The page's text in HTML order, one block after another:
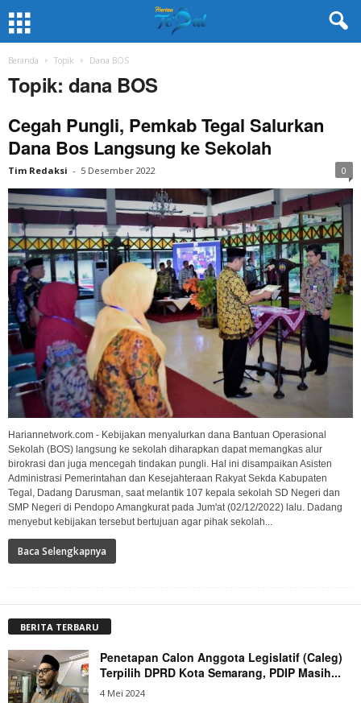
Beranda Topik Dana BOS
Topik: dana BOS
Cegah Pungli, Pemkab Tegal Salurkan
Dana Bos Langsung ke Sekolah
Tim Redaksi - 5 Desember 2022 0
Hariannetwork.com - Kebijakan menyalurkan dana Bantuan Operasional
Sekolah (BOS) langsung ke sekolah diharapkan dapat memangkas alur
birokrasi dan juga mencegah tindakan pungli. Hal ini disampaikan Asisten
Administrasi Pemerintahan dan Kesejahteraan Rakyat Sekda Kabupaten
Tegal, Dadang Darusman, saat melantik 107 kepala sekolah SD Negeri dan
SMP Negeri di Pendopo Amangkurat pada Jum'at (02/12/2022) lalu. Dadang
menyebut kebijakan tersebut bertujuan agar pihak sekolah...
Baca Selengkapnya
BERITA TERBARU
Penetapan Calon Anggota Legislatif (Caleg)
Terpilih DPRD Kota Semarang, PDIP Masih...
4 Mei 2024